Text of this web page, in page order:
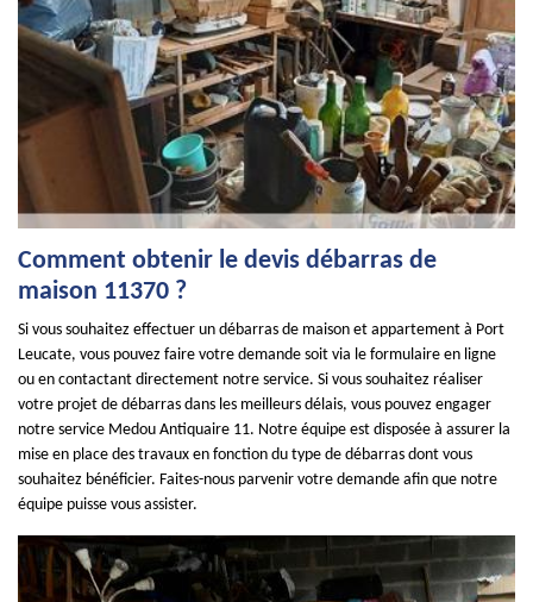
Comment obtenir le devis débarras de
maison 11370 ?
Si vous souhaitez effectuer un débarras de maison et appartement à Port
Leucate, vous pouvez faire votre demande soit via le formulaire en ligne
ou en contactant directement notre service. Si vous souhaitez réaliser
votre projet de débarras dans les meilleurs délais, vous pouvez engager
notre service Medou Antiquaire 11. Notre équipe est disposée à assurer la
mise en place des travaux en fonction du type de débarras dont vous
souhaitez bénéficier. Faites-nous parvenir votre demande afin que notre
équipe puisse vous assister.